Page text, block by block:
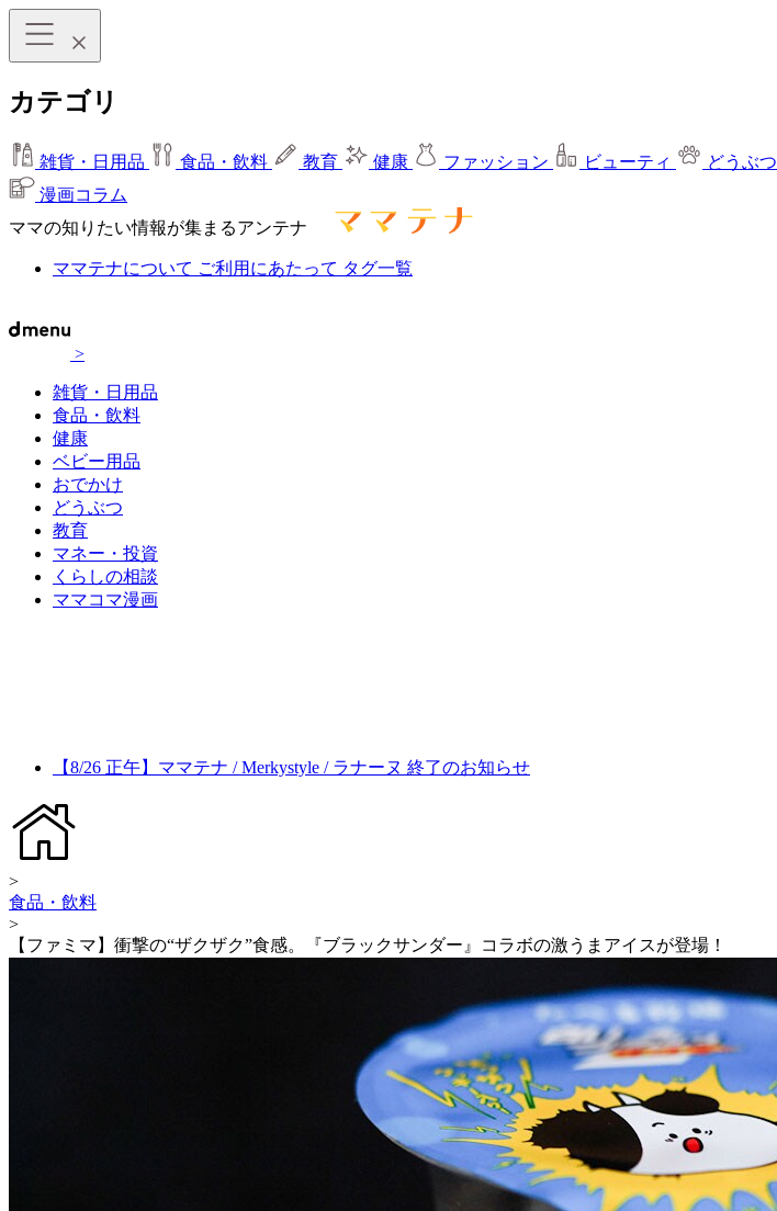
カテゴリ
雑貨・日用品 食品・飲料 教育 健康 ファッション ビューティ どうぶつ
漫画コラム
ママの知りたい情報が集まるアンテナ
ママテナについて ご利用にあたって タグ一覧
>
雑貨・日用品
食品・飲料
健康
ベビー用品
おでかけ
どうぶつ
教育
マネー・投資
くらしの相談
ママコマ漫画
【8/26 正午】ママテナ / Merkystyle / ラナーヌ 終了のお知らせ
>
食品・飲料
>
【ファミマ】衝撃の“ザクザク”食感。『ブラックサンダー』コラボの激うまアイスが登場！